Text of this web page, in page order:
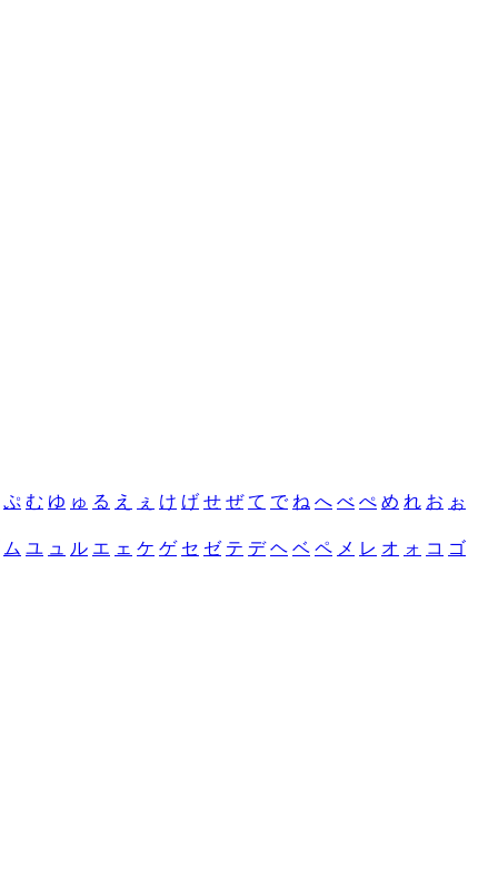
ぷ む ゆ ゅ る え ぇ け げ せ ぜ て で ね へ べ ぺ め れ お ぉ
ム ユ ュ ル エ ェ ケ ゲ セ ゼ テ デ ヘ ベ ペ メ レ オ ォ コ ゴ